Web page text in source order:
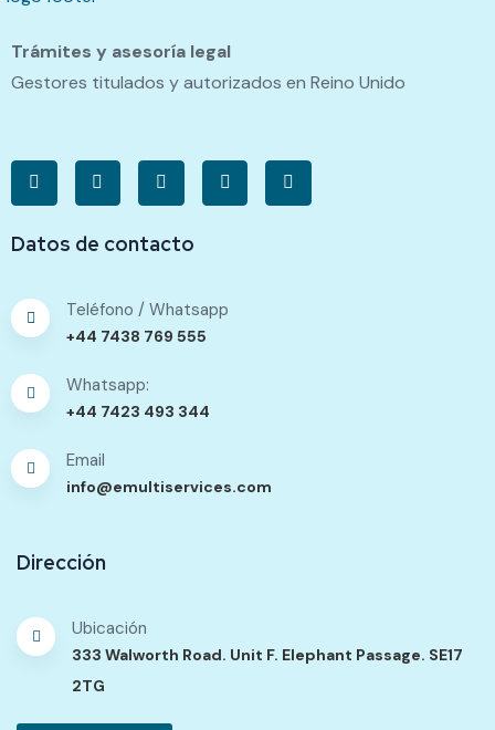
Trámites y asesoría legal
Gestores titulados y autorizados en Reino Unido
Datos de contacto
Teléfono / Whatsapp
+44 7438 769 555
Whatsapp:
+44 7423 493 344
Email
info@emultiservices.com
Dirección
Ubicación
333 Walworth Road. Unit F. Elephant Passage. SE17
2TG